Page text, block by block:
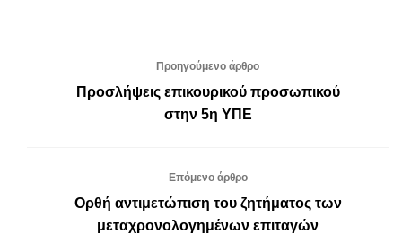
Προηγούμενο άρθρο
Προσλήψεις επικουρικού προσωπικού
στην 5η ΥΠΕ
Επόμενο άρθρο
Ορθή αντιμετώπιση του ζητήματος των
μεταχρονολογημένων επιταγών